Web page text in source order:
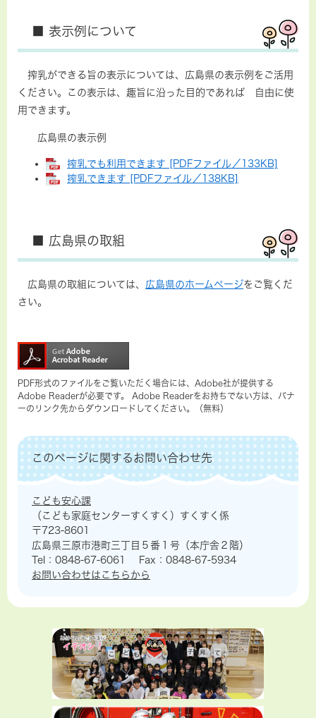
■ 表示例について
搾乳ができる旨の表示については、広島県の表示例をご活用
ください。この表示は、趣旨に沿った目的であれば 自由に使
用できます。
広島県の表示例
搾乳でも利用できます [PDFファイル／133KB]
搾乳できます [PDFファイル／138KB]
■ 広島県の取組
広島県の取組については、 広島県のホームページをご覧くだ
さい。
PDF形式のファイルをご覧いただく場合には、Adobe社が提供する
Adobe Readerが必要です。
Adobe Readerをお持ちでない方は、バナ
ーのリンク先からダウンロードしてください。（無料）
このページに関するお問い合わせ先
こども安心課
（こども家庭センターすくすく）すくすく係
〒723-8601
広島県三原市港町三丁目５番１号（本庁舎２階）
Tel：0848-67-6061
Fax：0848-67-5934
お問い合わせはこちらから